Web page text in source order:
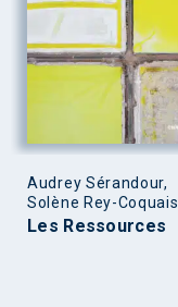
Audrey Sérandour,
Solène Rey-Coquais
Les Ressources